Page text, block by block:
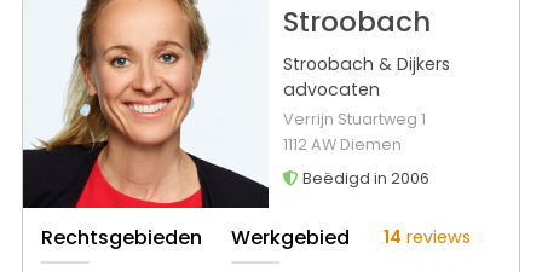
Stroobach
Stroobach & Dijkers
advocaten
Verrijn Stuartweg 1
1112 AW Diemen
Beëdigd in 2006
Rechtsgebieden Werkgebied 14 reviews